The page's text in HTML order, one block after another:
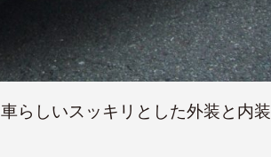
らしいスッキリとした外装と内装